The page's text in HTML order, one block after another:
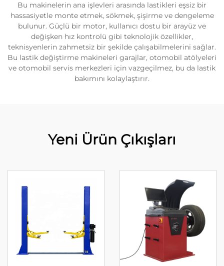
Bu makinelerin ana işlevleri arasında lastikleri eşsiz bir
hassasiyetle monte etmek, sökmek, şişirme ve dengeleme
bulunur. Güçlü bir motor, kullanıcı dostu bir arayüz ve
değişken hız kontrolü gibi teknolojik özellikler,
teknisyenlerin zahmetsiz bir şekilde çalışabilmelerini sağlar.
Bu lastik değiştirme makineleri garajlar, otomobil atölyeleri
ve otomobil servis merkezleri için vazgeçilmez, bu da lastik
bakımını kolaylaştırır.
Yeni Ürün Çıkışları